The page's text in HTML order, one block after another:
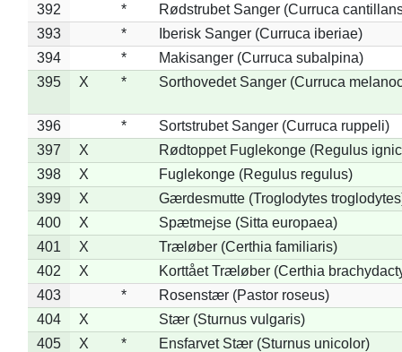
392
*
Rødstrubet Sanger (Curruca
393
*
Iberisk Sanger (Curruca iberiae)
394
*
Makisanger (Curruca subalpina)
395
X * Sorthovedet Sanger (Curruca
396 *
Sortstrubet Sanger (Curruca ruppeli)
397
X
Rødtoppet Fuglekonge (Regulus
398
X
Fuglekonge (Regulus regulus)
399
X
Gærdesmutte (Troglodytes
400
X
Spætmejse (Sitta europaea)
401
X
Træløber (Certhia familiaris)
402
X
Korttået Træløber (Certhia
403
*
Rosenstær (Pastor roseus)
404
X
Stær (Sturnus vulgaris)
405
X *
Ensfarvet Stær (Sturnus unicolor)